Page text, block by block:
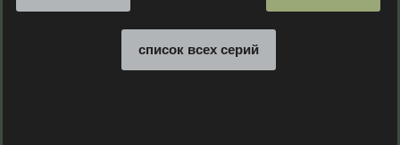
список всех серий